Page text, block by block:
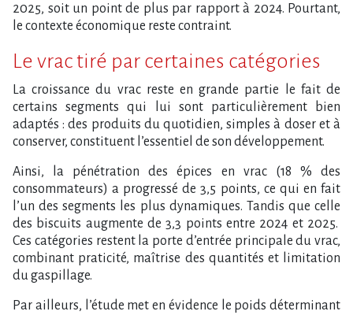
2025, soit un point de plus par rapport à 2024. Pourtant,
le contexte économique reste contraint.
Le vrac tiré par certaines catégories
La croissance du vrac reste en grande partie le fait de
certains segments qui lui sont particulièrement bien
adaptés : des produits du quotidien, simples à doser et à
conserver, constituent l’essentiel de son développement.
Ainsi, la pénétration des épices en vrac (18 % des
consommateurs) a progressé de 3,5 points, ce qui en fait
l’un des segments les plus dynamiques. Tandis que celle
des biscuits augmente de 3,3 points entre 2024 et 2025.
Ces catégories restent la porte d’entrée principale du vrac,
combinant praticité, maîtrise des quantités et limitation
du gaspillage.
Par ailleurs, l’étude met en évidence le poids déterminant